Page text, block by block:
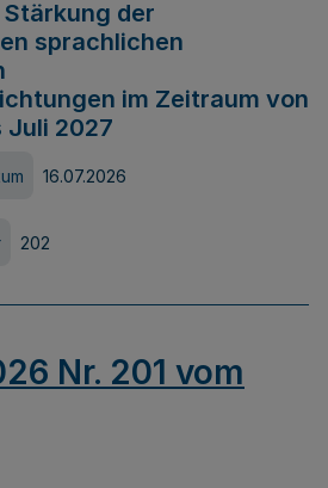
der
sprachlichen
im Zeitraum von
Juli 2027
16.07.2026
202
Nr. 201 vom